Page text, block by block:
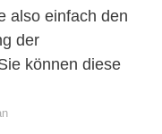
also einfach den
der
können diese